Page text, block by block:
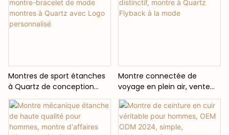
Montres de sport étanches
à Quartz de conception
distinctive de haute qualité
montre-bracelet de mode
montres à Quartz avec Logo
personnalisé
Montre connectée de
voyage en plein air, vente
en gros, offre spéciale,
Design distinctif, montre à
Quartz Flyback à la mode